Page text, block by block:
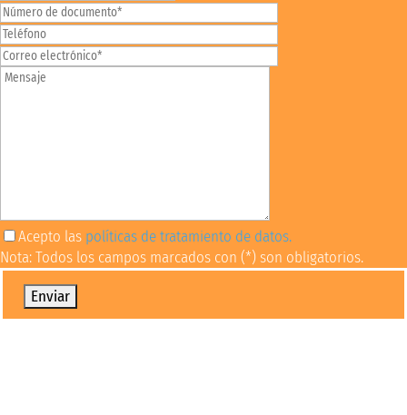
Acepto las políticas de tratamiento de datos.
Nota: Todos los campos marcados con (*) son obligatorios.